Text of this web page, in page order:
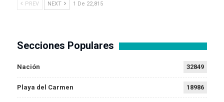
PREV NEXT 1 De 22,815
Secciones Populares
Nación 32849
Playa del Carmen 18986